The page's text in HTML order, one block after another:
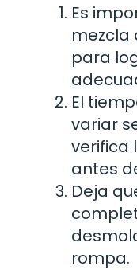
Es
mezcla
para
El
variar
verifica
antes
Deja
rompa.